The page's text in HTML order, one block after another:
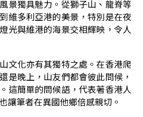
景獨具魅力。從獅子山、龍脊等
維多利亞港的美景，特別是在夜
光與維港的海景交相輝映，令人
文化亦有其獨特之處。在香港爬
是晚上，山友們都會彼此問候，
這簡單的問候語，代表著香港人
讓筆者在異國他鄉倍感親切。